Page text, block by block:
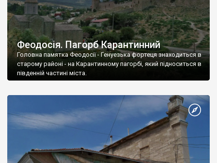
Феодосія. Пагорб Карантинний
Головна памятка Феодосії - Генуезька фортеця знаходиться в
старому районі - на Карантинному пагорбі, який підноситься в
південній частині міста.